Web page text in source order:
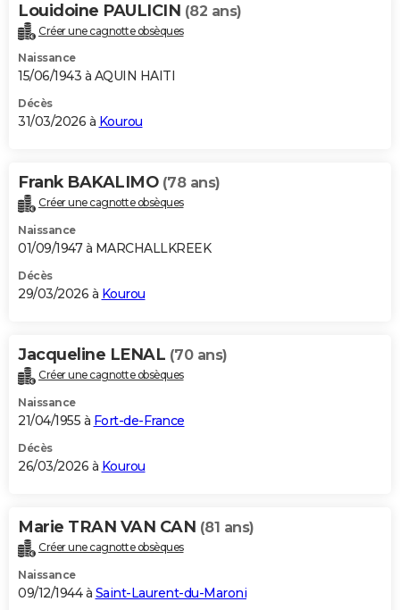
Louidoine PAULICIN (82 ans)
Créer une cagnotte obsèques
Naissance
15/06/1943 à AQUIN HAITI
Décès
31/03/2026 à Kourou
Frank BAKALIMO (78 ans)
Créer une cagnotte obsèques
Naissance
01/09/1947 à MARCHALLKREEK
Décès
29/03/2026 à Kourou
Jacqueline LENAL (70 ans)
Créer une cagnotte obsèques
Naissance
21/04/1955 à Fort-de-France
Décès
26/03/2026 à Kourou
Marie TRAN VAN CAN (81 ans)
Créer une cagnotte obsèques
Naissance
09/12/1944 à Saint-Laurent-du-Maroni